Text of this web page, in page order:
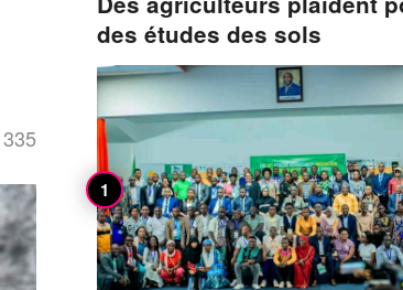
335
des études des sols